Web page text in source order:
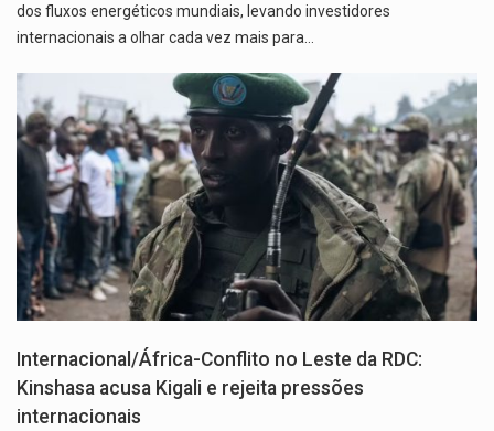
dos fluxos energéticos mundiais, levando investidores
internacionais a olhar cada vez mais para…
Internacional/África-Conflito no Leste da RDC:
Kinshasa acusa Kigali e rejeita pressões
internacionais